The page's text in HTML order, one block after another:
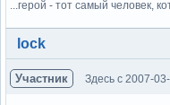
...герой - тот самый человек,
Вне форума
lock
Участник Здесь с 2007-